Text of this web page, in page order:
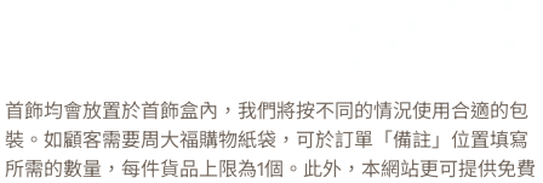
首飾均會放置於首飾盒內，我們將按不同的情況使用合適的包
裝。如顧客需要周大福購物紙袋，可於訂單「備註」位置填寫
所需的數量，每件貨品上限為1個。此外，本網站更可提供免費